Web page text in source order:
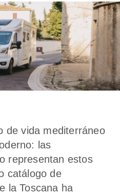
de vida mediterráneo
las
representan estos
catálogo de
la Toscana ha